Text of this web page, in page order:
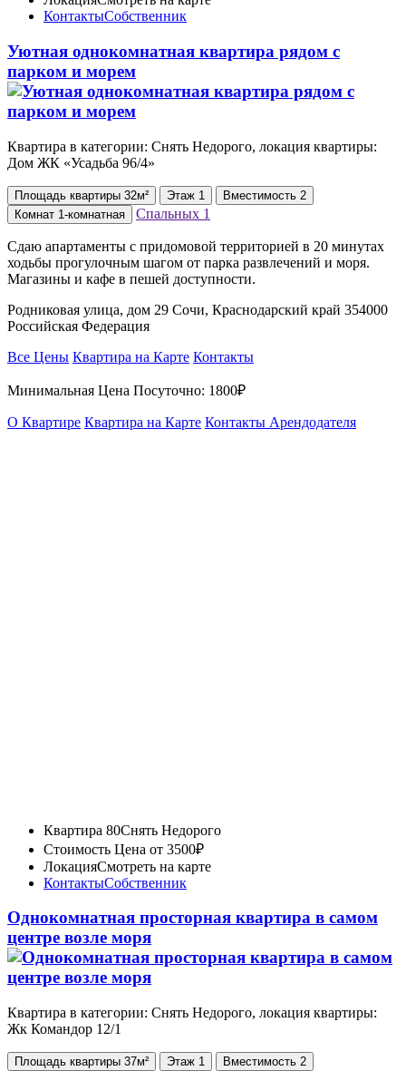
КонтактыСобственник
Уютная однокомнатная квартира рядом с
парком и морем
Квартира в категории: Снять Недорого, локация квартиры:
Дом ЖК «Усадьба 96/4»
Площадь квартиры 32м² Этаж 1 Вместимость 2
Комнат 1-комнатная Спальных 1
Сдаю апартаменты с придомовой территорией в 20 минутах
ходьбы прогулочным шагом от парка развлечений и моря.
Магазины и кафе в пешей доступности.
Родниковая улица, дом 29 Сочи, Краснодарский край 354000
Российская Федерация
Все Цены Квартира на Карте Контакты
Минимальная Цена Посуточно: 1800₽
О Квартире Квартира на Карте Контакты Арендодателя
Квартира 80Снять Недорого
Стоимость Цена от 3500₽
ЛокацияСмотреть на карте
КонтактыСобственник
Однокомнатная просторная квартира в самом
центре возле моря
Квартира в категории: Снять Недорого, локация квартиры:
Жк Командор 12/1
Площадь квартиры 37м² Этаж 1 Вместимость 2